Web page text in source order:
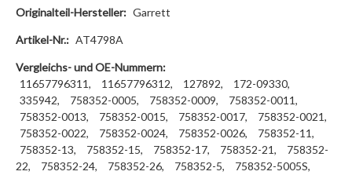
Originalteil-Hersteller: Garrett
Artikel-Nr.: AT4798A
Vergleichs- und OE-Nummern:
11657796311,
11657796312, 127892,
172-09330,
335942,
758352-0005, 758352-0009,
758352-0011,
758352-0013,
758352-0015, 758352-0017,
758352-0021,
758352-0022,
758352-0024, 758352-0026,
758352-11,
758352-13,
758352-15, 758352-17, 758352-21,
758352-
22,
758352-24, 758352-26, 758352-5,
758352-5005S,